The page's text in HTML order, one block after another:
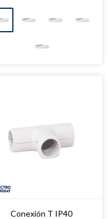
Conexión T IP40